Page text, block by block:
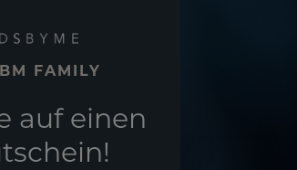
FAMILY
auf einen